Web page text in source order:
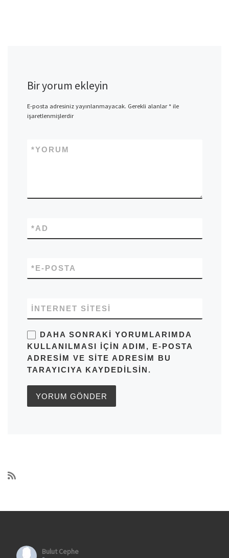
Bir yorum ekleyin
E-posta adresiniz yayınlanmayacak. Gerekli alanlar*ile
işaretlenmişlerdir
YORUM
*
AD
*
E-POSTA
*
İNTERNET SITESI
DAHA SONRAKI YORUMLARIMDA
KULLANILMASI IÇIN ADIM, E-POSTA
ADRESIM VE SITE ADRESIM BU
TARAYICIYA KAYDEDILSIN.
Bulut Cephe